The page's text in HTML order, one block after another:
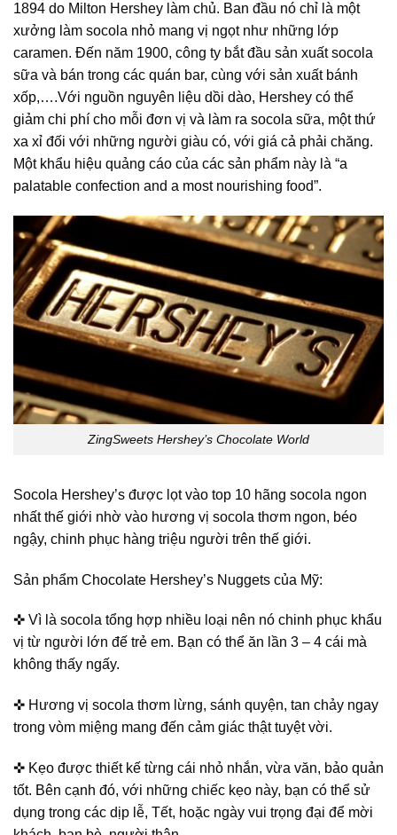
1894 do Milton Hershey làm chủ. Ban đầu nó chỉ là một
xưởng làm socola nhỏ mang vị ngọt như những lớp
caramen. Đến năm 1900, công ty bắt đầu sản xuất socola
sữa và bán trong các quán bar, cùng với sản xuất bánh
xốp,….Với nguồn nguyên liệu dồi dào, Hershey có thể
giảm chi phí cho mỗi đơn vị và làm ra socola sữa, một thứ
xa xỉ đối với những người giàu có, với giá cả phải chăng.
Một khẩu hiệu quảng cáo của các sản phẩm này là “a
palatable confection and a most nourishing food”.
ZingSweets Hershey’s Chocolate World
Socola Hershey’s được lọt vào top 10 hãng socola ngon
nhất thế giới nhờ vào hương vị socola thơm ngon, béo
ngậy, chinh phục hàng triệu người trên thế giới.
Sản phẩm Chocolate Hershey’s Nuggets của Mỹ:
✜ Vì là socola tổng hợp nhiều loại nên nó chinh phục khẩu
vị từ người lớn đế trẻ em. Bạn có thể ăn lần 3 – 4 cái mà
không thấy ngấy.
✜ Hương vị socola thơm lừng, sánh quyện, tan chảy ngay
trong vòm miệng mang đến cảm giác thật tuyệt vời.
✜ Kẹo được thiết kế từng cái nhỏ nhắn, vừa văn, bảo quản
tốt. Bên cạnh đó, với những chiếc kẹo này, bạn có thể sử
dụng trong các dịp lễ, Tết, hoặc ngày vui trọng đại để mời